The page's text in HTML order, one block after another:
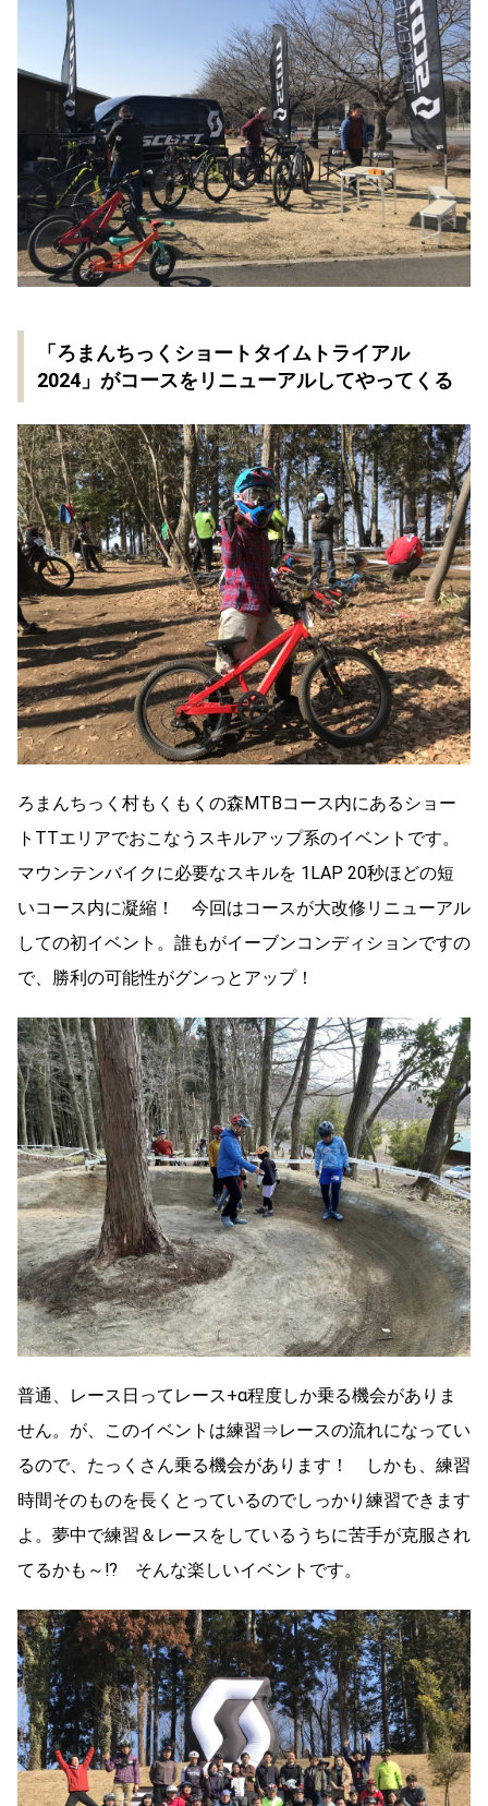
「ろまんちっくショートタイムトライアル
2024」がコースをリニューアルしてやってくる
ろまんちっく村もくもくの森MTBコース内にあるショー
トTTエリアでおこなうスキルアップ系のイベントです。
マウンテンバイクに必要なスキルを 1LAP 20秒ほどの短
いコース内に凝縮！ 今回はコースが大改修リニューアル
しての初イベント。誰もがイーブンコンディションですの
で、勝利の可能性がグンっとアップ！
普通、レース日ってレース+α程度しか乗る機会がありま
せん。が、このイベントは練習⇒レースの流れになってい
るので、たっくさん乗る機会があります！ しかも、練習
時間そのものを長くとっているのでしっかり練習できます
よ。夢中で練習＆レースをしているうちに苦手が克服され
てるかも～⁉ そんな楽しいイベントです。